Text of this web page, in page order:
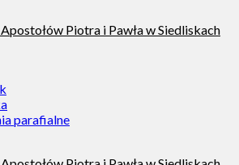
Piotra i Pawła w Siedliskach
parafialne